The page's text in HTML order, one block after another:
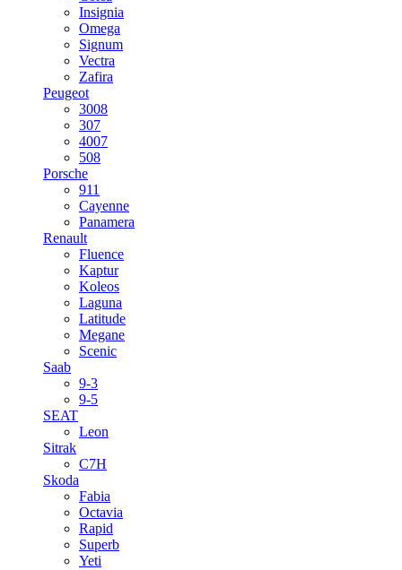
Insignia
Omega
Signum
Vectra
Zafira
Peugeot
3008
307
4007
508
Porsche
911
Cayenne
Panamera
Renault
Fluence
Kaptur
Koleos
Laguna
Latitude
Megane
Scenic
Saab
9-3
9-5
SEAT
Leon
Sitrak
C7H
Skoda
Fabia
Octavia
Rapid
Superb
Yeti